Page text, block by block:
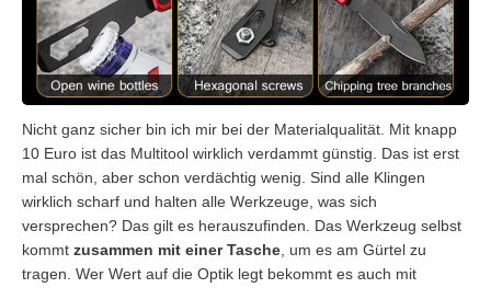
Nicht ganz sicher bin ich mir bei der Materialqualität. Mit knapp
10 Euro ist das Multitool wirklich verdammt günstig. Das ist erst
mal schön, aber schon verdächtig wenig. Sind alle Klingen
wirklich scharf und halten alle Werkzeuge, was sich
versprechen? Das gilt es herauszufinden. Das Werkzeug selbst
kommt zusammen mit einer Tasche, um es am Gürtel zu
tragen. Wer Wert auf die Optik legt bekommt es auch mit